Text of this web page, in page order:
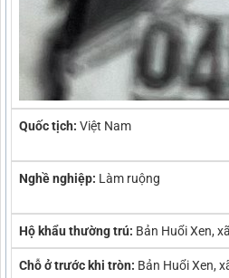
Quốc tịch: Việt Nam
Nghề nghiệp: Làm ruộng
Hộ khẩu thường trú: Bản Huổi Xen,
Chỗ ở trước khi tròn: Bản Huổi Xen,